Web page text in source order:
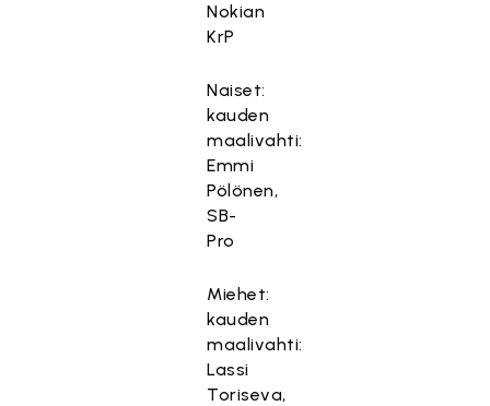
Nokian
KrP
Naiset:
kauden
maalivahti:
Emmi
Pölönen,
SB-
Pro
Miehet:
kauden
maalivahti:
Lassi
Toriseva,